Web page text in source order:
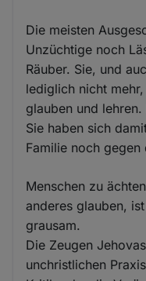
Die meisten
Unzüchtige noch
Räuber. Sie, und
lediglich nicht
glauben und lehren.
Sie haben sich
Familie noch gegen
Menschen zu
anderes glauben,
grausam.
Die Zeugen
unchristlichen